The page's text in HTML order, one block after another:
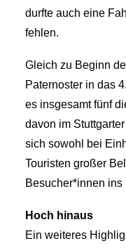
durfte auch eine
fehlen.
Gleich zu Beginn
Paternoster in das
es insgesamt fünf
davon im
sich sowohl bei
Touristen großer
Besucher*innen ins
Hoch hinaus
Ein weiteres